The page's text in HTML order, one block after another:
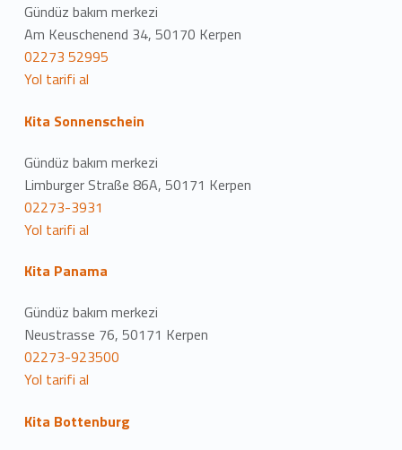
Gündüz bakım merkezi
Am Keuschenend 34, 50170 Kerpen
02273 52995
Yol tarifi al
Kita Sonnenschein
Gündüz bakım merkezi
Limburger Straße 86A, 50171 Kerpen
02273-3931
Yol tarifi al
Kita Panama
Gündüz bakım merkezi
Neustrasse 76, 50171 Kerpen
02273-923500
Yol tarifi al
Kita Bottenburg